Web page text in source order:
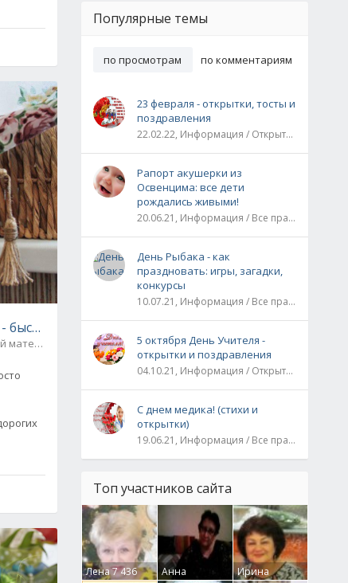
дешево, элегантно (2 мастер-класса)
Бросовый материал / Идеи для дома 0
Популярные темы
по просмотрам по комментариям
23 февраля - открытки, тосты и
поздравления
22.02.22, Информация / Открытки / Все праздники
Рапорт акушерки из
Освенцима: все дети
рождались живыми!
20.06.21, Информация / Все праздники / Рассказы и истории
День Рыбака - как
праздновать: игры, загадки,
конкурсы
10.07.21, Информация / Все праздники
5 октября День Учителя -
открытки и поздравления
04.10.21, Информация / Открытки / Все праздники
С днем медика! (стихи и
открытки)
19.06.21, Информация / Все праздники
Топ участников сайта
Лена7 436
Анна
Ирина